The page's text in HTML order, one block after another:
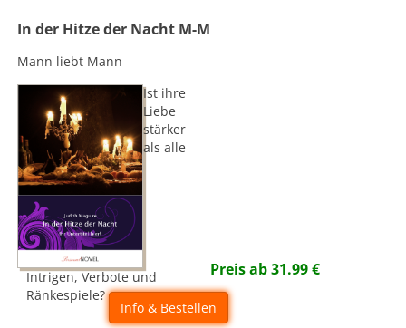
In der Hitze der Nacht M-M
Mann liebt Mann
Ist ihre
Liebe
stärker
als alle
Intrigen, Verbote und
Ränkespiele?
Preis ab31.99€
Info & Bestellen